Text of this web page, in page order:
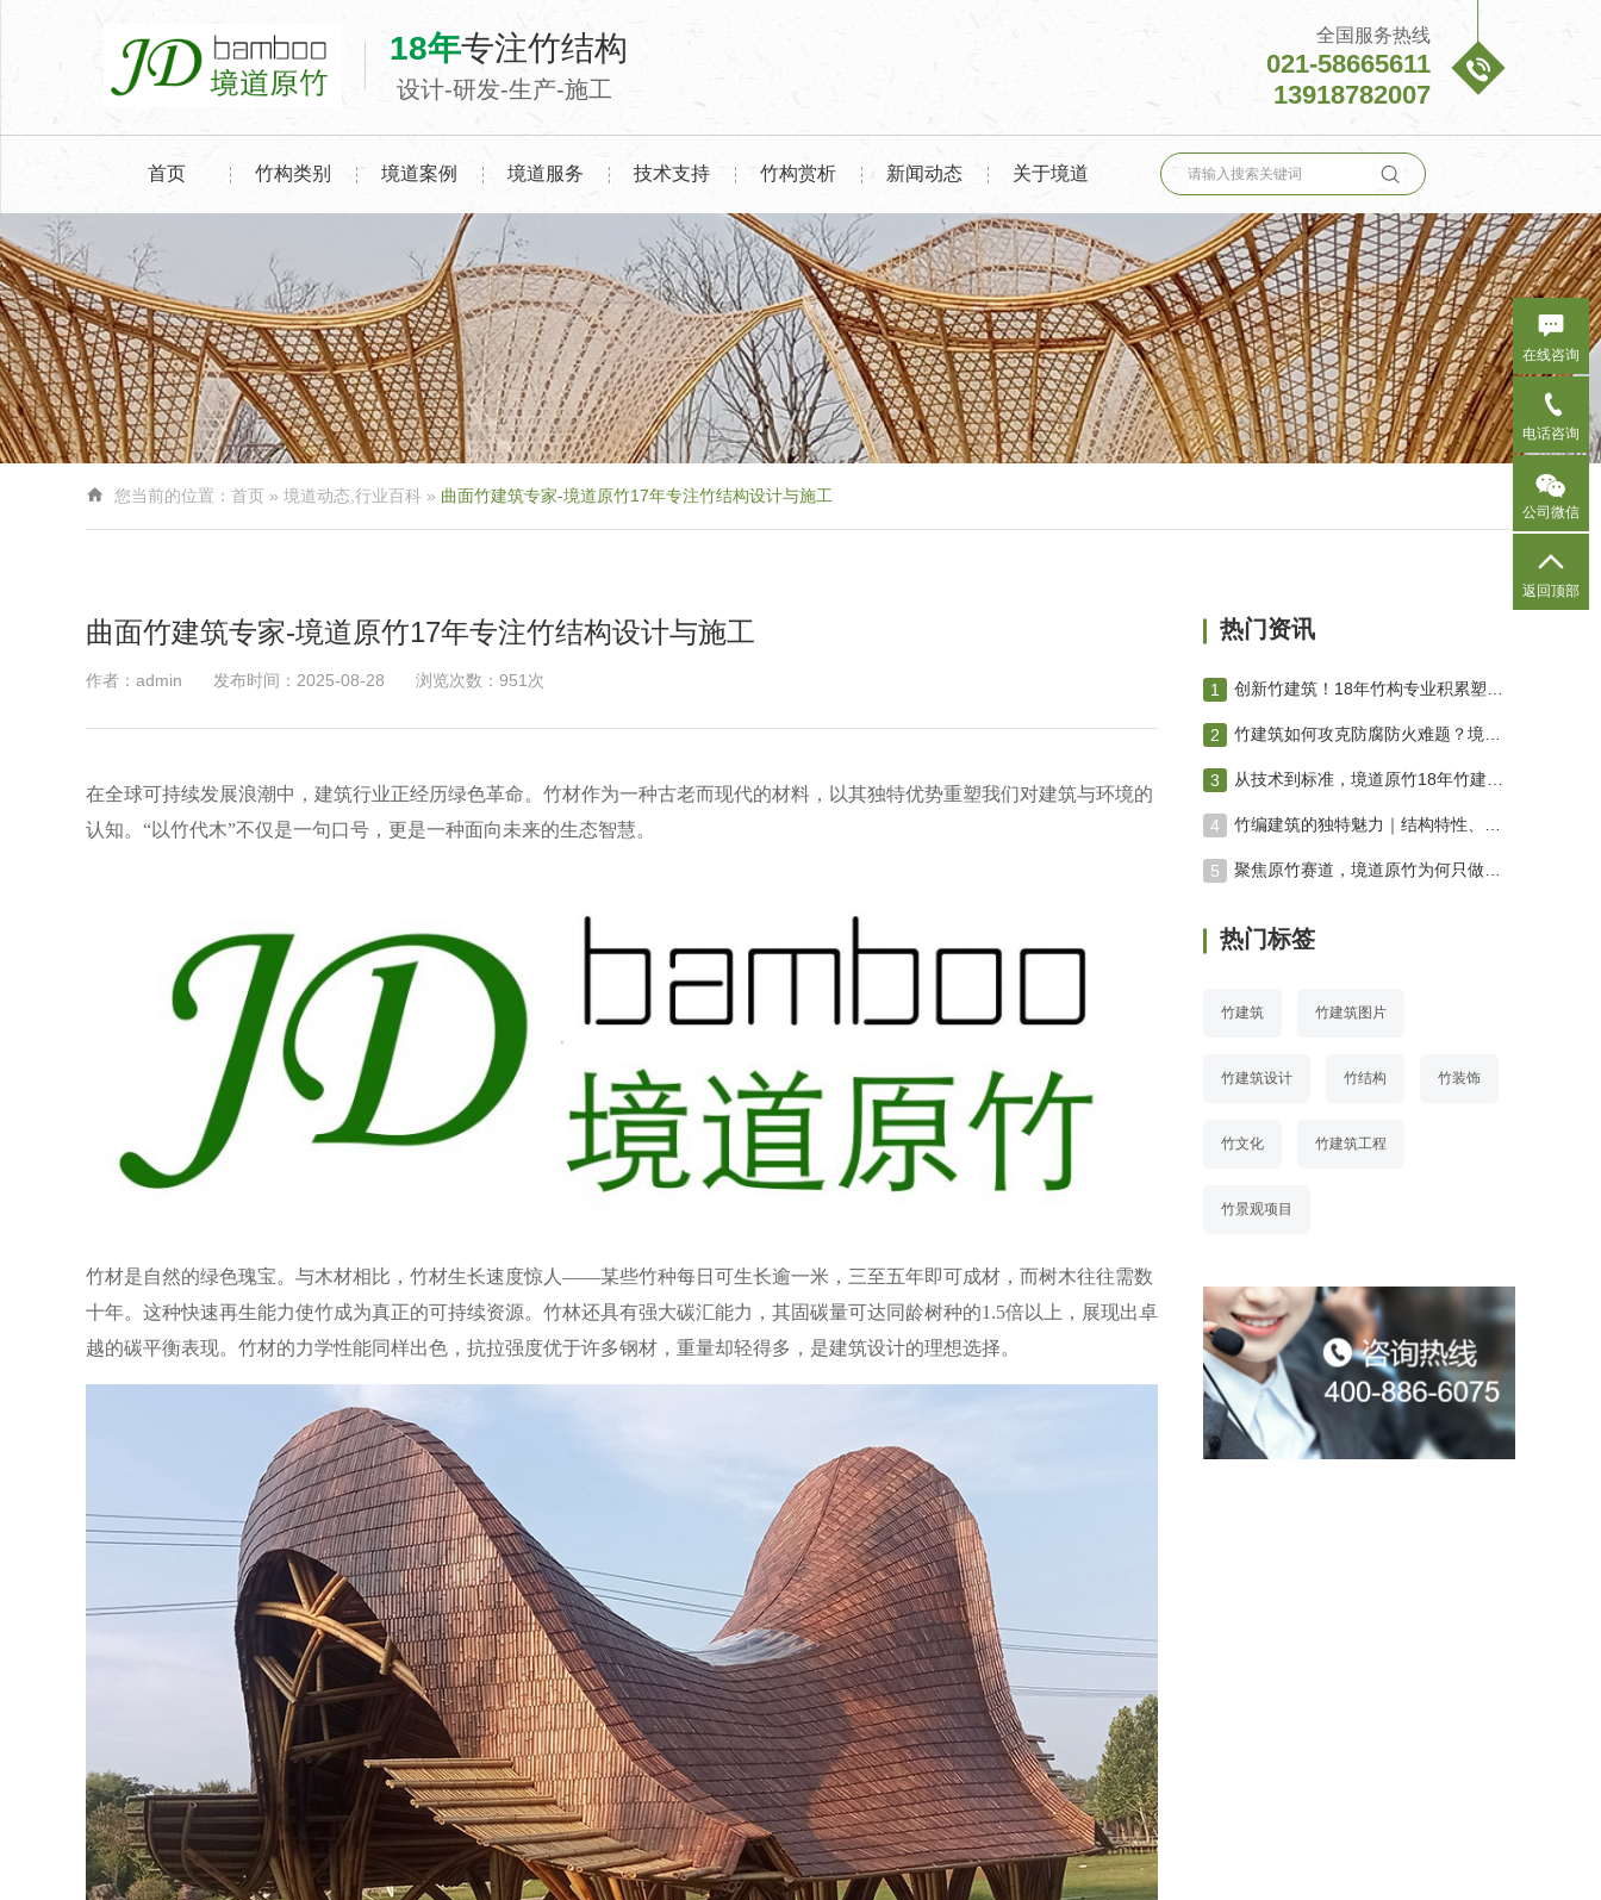
18年专注竹结构
设计-研发-生产-施工
全国服务热线
021-58665611
13918782007

首页 竹构类别 境道案例 境道服务 技术支持 竹构赏析 新闻动态 关于境道 
 您当前的位置： 首页 » 境道动态 行业百科 » 曲面竹建筑专家-境道原竹17年专注竹结构设计与施工
曲面竹建筑专家-境道原竹17年专注竹结构设计与施工
作者：admin 发布时间：2025-08-28 浏览次数：951次
在全球可持续发展浪潮中，建筑行业正经历绿色革命。竹材作为一种古老而现代的材料，以其独特优势重塑我们对建筑与环境的
认知。“以竹代木”不仅是一句口号，更是一种面向未来的生态智慧。
竹材是自然的绿色瑰宝。与木材相比，竹材生长速度惊人——某些竹种每日可生长逾一米，三至五年即可成材，而树木往往需数
十年。这种快速再生能力使竹成为真正的可持续资源。竹林还具有强大碳汇能力，其固碳量可达同龄树种的1.5倍以上，展现出卓
越的碳平衡表现。竹材的力学性能同样出色，抗拉强度优于许多钢材，重量却轻得多，是建筑设计的理想选择。
热门资讯
热门标签
竹建筑 竹建筑图片
竹建筑设计 竹结构 竹装饰
竹文化 竹建筑工程
竹景观项目

在线咨询

电话咨询

公司微信

返回顶部